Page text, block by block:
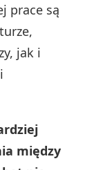
prace są
jak i
między